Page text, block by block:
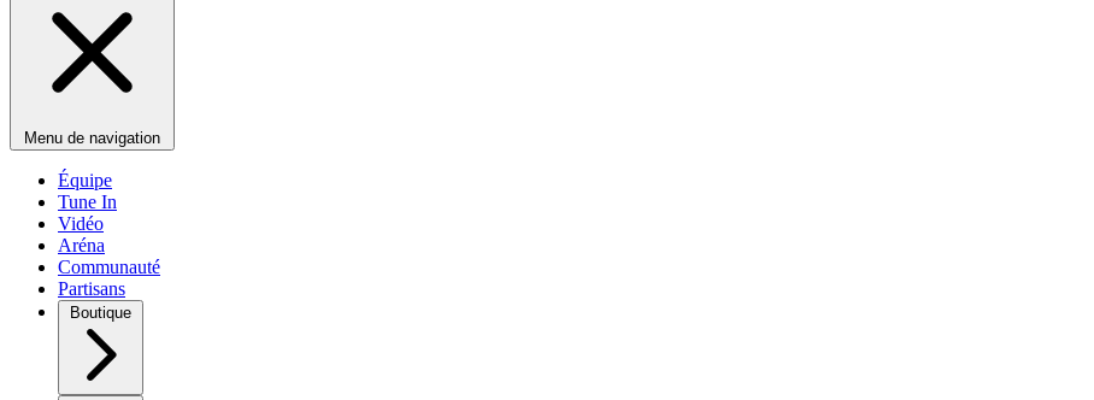
Menu de navigation
Équipe
Tune In
Vidéo
Aréna
Communauté
Partisans
Boutique